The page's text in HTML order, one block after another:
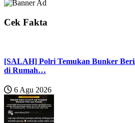
Cek Fakta
[SALAH] Polri Temukan Bunker
di Rumah…
6 Agu 2026